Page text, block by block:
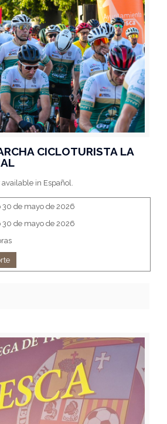
CICLOTURISTA LA
in Español.
30 de mayo de 2026
30 de mayo de 2026